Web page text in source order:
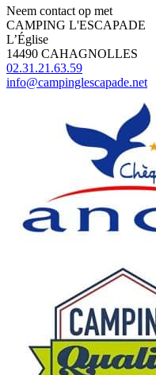
Neem contact op met
CAMPING L'ESCAPADE
L’Église
14490 CAHAGNOLLES
02.31.21.63.59
info@campinglescapade.net